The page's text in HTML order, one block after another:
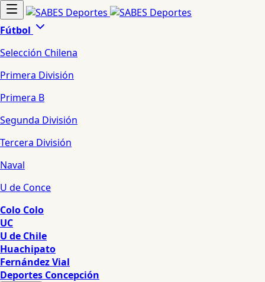
Fútbol
Selección Chilena
Primera División
Primera B
Segunda División
Tercera División
Naval
U de Conce
Colo Colo
UC
U de Chile
Huachipato
Fernández Vial
Deportes Concepción